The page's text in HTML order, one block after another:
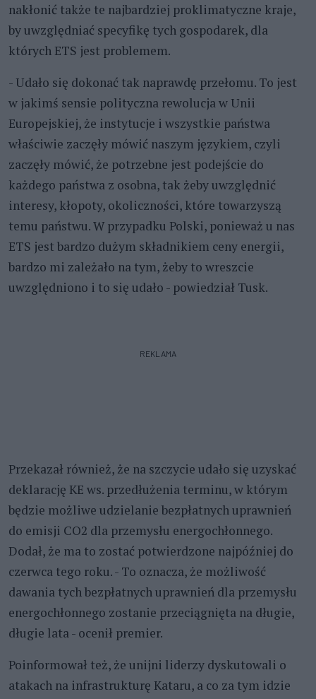
nakłonić także te najbardziej proklimatyczne kraje,
by uwzględniać specyfikę tych gospodarek, dla
których ETS jest problemem.
- Udało się dokonać tak naprawdę przełomu. To jest
w jakimś sensie polityczna rewolucja w Unii
Europejskiej, że instytucje i wszystkie państwa
właściwie zaczęły mówić naszym językiem, czyli
zaczęły mówić, że potrzebne jest podejście do
każdego państwa z osobna, tak żeby uwzględnić
interesy, kłopoty, okoliczności, które towarzyszą
temu państwu. W przypadku Polski, ponieważ u nas
ETS jest bardzo dużym składnikiem ceny energii,
bardzo mi zależało na tym, żeby to wreszcie
uwzględniono i to się udało - powiedział Tusk.
REKLAMA
Przekazał również, że na szczycie udało się uzyskać
deklarację KE ws. przedłużenia terminu, w którym
będzie możliwe udzielanie bezpłatnych uprawnień
do emisji CO2 dla przemysłu energochłonnego.
Dodał, że ma to zostać potwierdzone najpóźniej do
czerwca tego roku. - To oznacza, że możliwość
dawania tych bezpłatnych uprawnień dla przemysłu
energochłonnego zostanie przeciągnięta na długie,
długie lata - ocenił premier.
Poinformował też, że unijni liderzy dyskutowali o
atakach na infrastrukturę Kataru, a co za tym idzie